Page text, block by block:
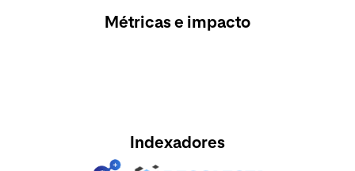
Métricas e impacto
Indexadores